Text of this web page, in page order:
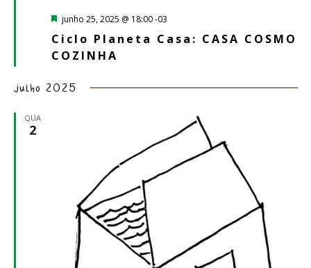
Ciclo Planeta Casa: CASA COSMO
COZINHA
Destacado
junho 25, 2025 @ 18:00 -03
julho 2025
QUA
2